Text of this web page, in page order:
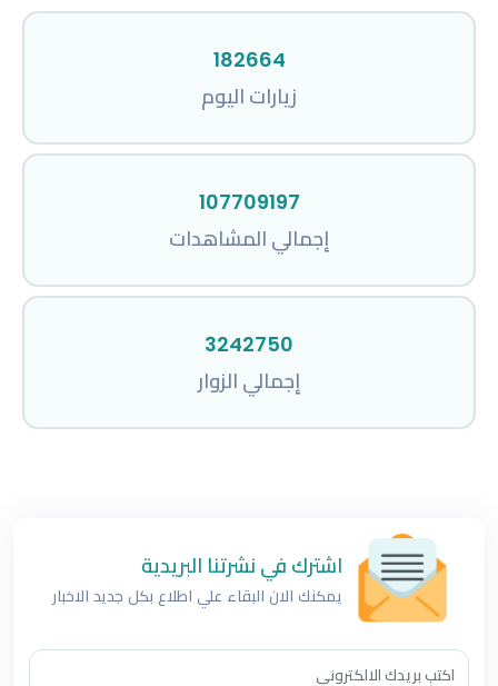
182664
زيارات اليوم
107709197
إجمالي المشاهدات
3242750
إجمالي الزوار
اشترك في نشرتنا البريدية
يمكنك الان البقاء علي اطلاع بكل جديد الاخبار